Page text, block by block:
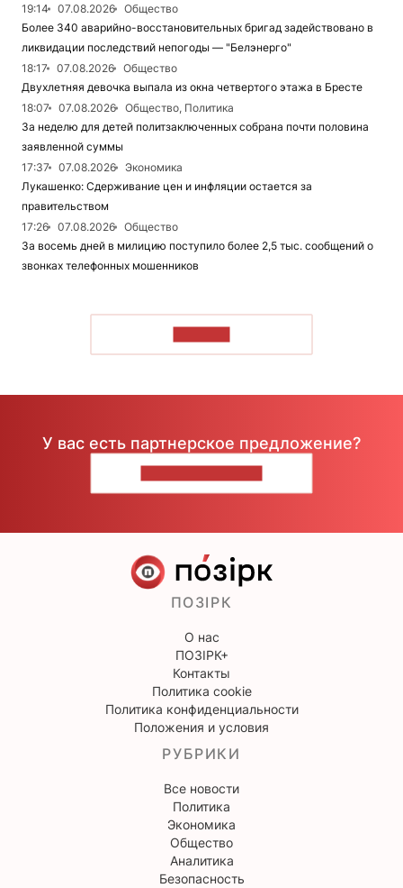
19:14
07.08.2026
Общество
Более 340 аварийно-восстановительных бригад задействовано в
ликвидации последствий непогоды — "Белэнерго"
18:17
07.08.2026
Общество
Двухлетняя девочка выпала из окна четвертого этажа в Бресте
18:07
07.08.2026
Общество, Политика
За неделю для детей политзаключенных собрана почти половина
заявленной суммы
17:37
07.08.2026
Экономика
Лукашенко: Сдерживание цен и инфляции остается за
правительством
17:26
07.08.2026
Общество
За восемь дней в милицию поступило более 2,5 тыс. сообщений о
звонках телефонных мошенников
У вас есть партнерское предложение?
ПОЗІРК
О нас
ПОЗІРК+
Контакты
Политика cookie
Политика конфиденциальности
Положения и условия
РУБРИКИ
Все новости
Политика
Экономика
Общество
Аналитика
Безопасность